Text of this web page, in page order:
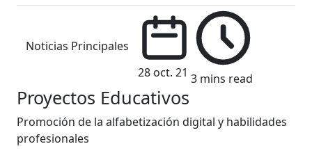
Noticias Principales
28 oct. 21 3 mins read
Proyectos Educativos
Promoción de la alfabetización digital y habilidades
profesionales